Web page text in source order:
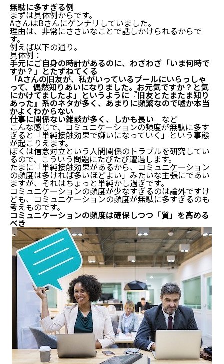
無駄に多すぎる例
まずは具体例からです。
AさんはBさんにゲンナリしていました。
理由は、非常にささいなことで話しかけられるからで
す。
例えば以下の通り。
具体例：
手元にご自身の時計があるのに、わざわざ「いま何時で
すか？」とたずねてくる
「Aさんの旧友が、私がいっているプールにいらっしゃ
って、偶然知りあいになりました。お元気ですか？と気
にかけてましたよ」というように『旧友とたまたま知り
あった』系のネタが多く、あまりに頻繁なので嘘か本当
かよくわからない
仕事に関係ない雑談が多く、しかも長い など
こんな感じで、コミュニケーションの頻度が無駄に多す
ぎると「単純接触効果で嫌いになっていく」という事態
が起こりえます。
ぼくは信念対立という人間関係のトラブルを研究してい
るので、こういう問題にたびたび遭遇します。
たまに「単純接触効果があるから、コミュニケーション
の頻度は多ければ多いほどよい」みたいな主張にであい
ますが、それはちょっと単純かし過ぎです。
コミュニケーションの頻度が少なすぎるのは論外ですけ
ども、コミュニケーションの頻度が無駄に多すぎるのも
考えものです。
コミュニケーションの頻度は確保しつつ「質」を高める
べき